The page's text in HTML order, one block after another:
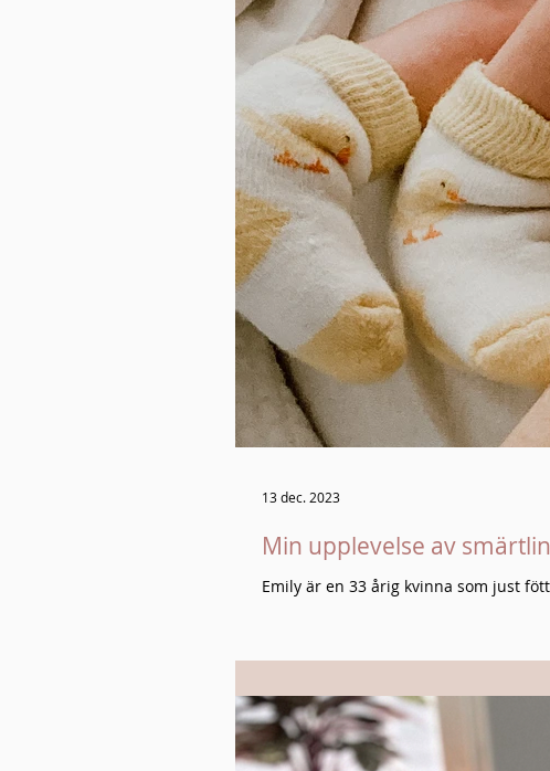
Min upplevelse av
Emily är en 33 årig kvinna som just
13 dec. 2023